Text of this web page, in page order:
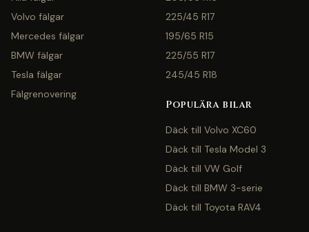
Volvo fälgar
Mercedes fälgar
BMW fälgar
Tesla fälgar
Fälgrenovering
225/45 R17
195/65 R15
225/55 R17
245/45 R18
Populära bilar
Däck till Volvo XC60
Däck till Tesla Model 3
Däck till VW Golf
Däck till BMW 3-serie
Däck till Toyota RAV4